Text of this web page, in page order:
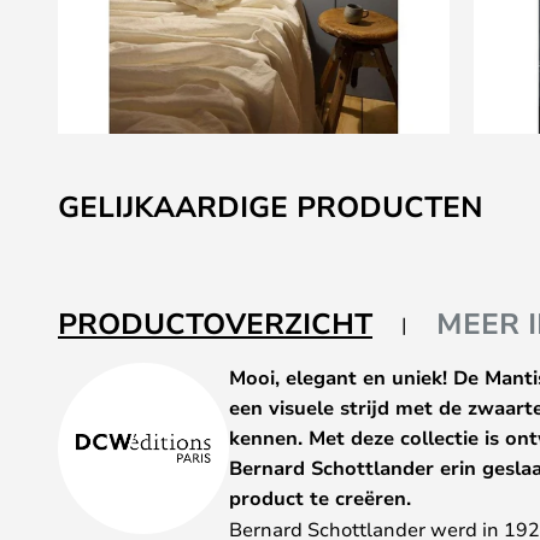
naar
het
de
afbeeldingen-
GELIJKAARDIGE PRODUCTEN
PRODUCTOVERZICHT MEER
Mooi, elegant en uniek! De
een visuele strijd met de
kennen. Met deze collectie is
Bernard Schottlander erin
product te creëren.
Bernard Schottlander werd in